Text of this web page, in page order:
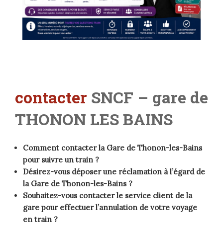
contacter SNCF – gare de
THONON LES BAINS
Comment contacter la Gare de Thonon-les-Bains
pour suivre un train ?
Désirez-vous déposer une réclamation à l’égard de
la Gare de Thonon-les-Bains ?
Souhaitez-vous contacter le service client de la
gare pour effectuer l’annulation de votre voyage
en train ?